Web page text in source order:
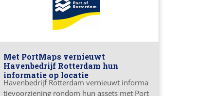
Met PortMaps vernieuwt
Havenbedrijf Rotterdam hun
informatie op locatie
Havenbedrijf Rotterdam vernieuwt informa
tievoorziening rondom hun assets met Port